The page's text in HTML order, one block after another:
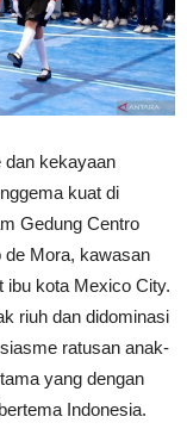
dan kekayaan
kuat di
Gedung Centro
de Mora, kawasan
ibu kota Mexico City.
riuh dan didominasi
ratusan anak-
yang dengan
Indonesia.